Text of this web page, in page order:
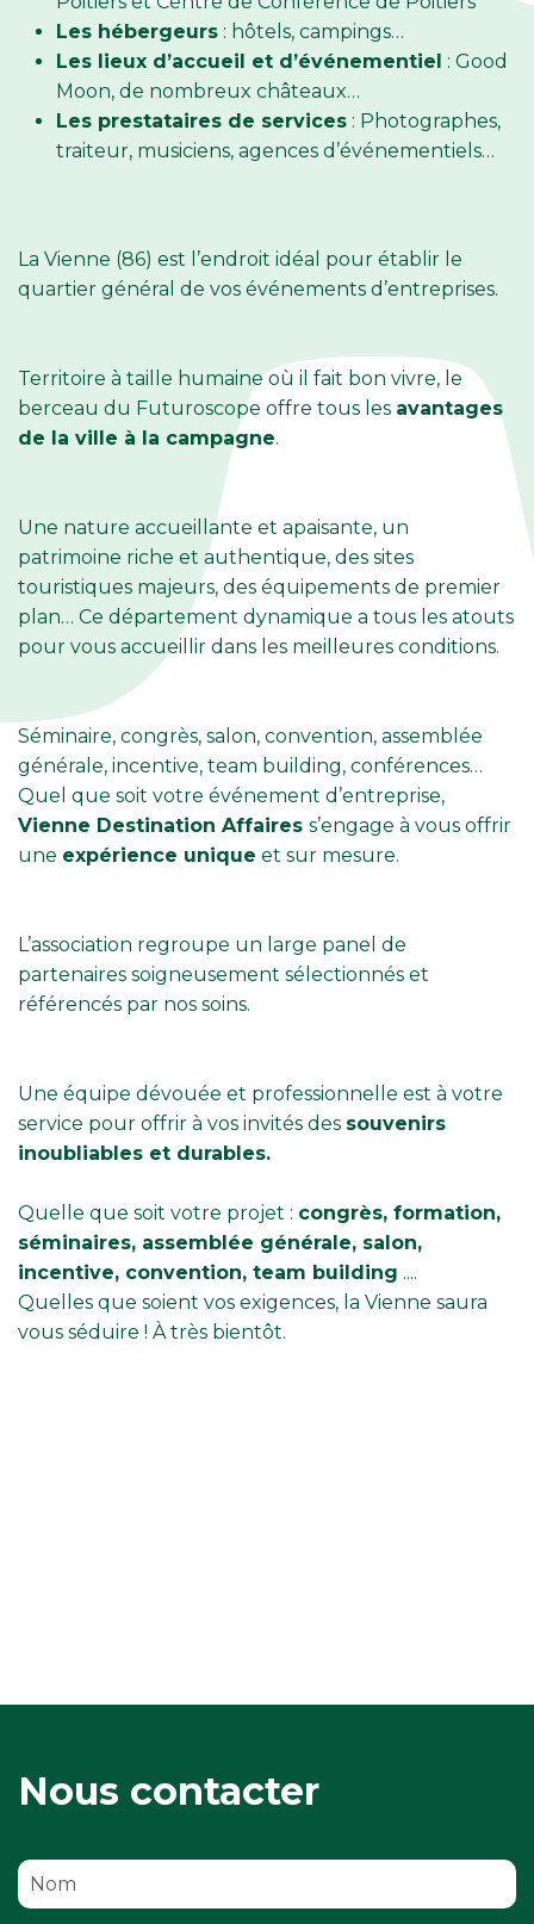
Les hébergeurs : hôtels, campings…
Les lieux d’accueil et d’événementiel : Good
Moon, de nombreux châteaux…
Les prestataires de services : Photographes,
traiteur, musiciens, agences d’événementiels…
La Vienne (86) est l’endroit idéal pour établir le
quartier général de vos événements d’entreprises.
Territoire à taille humaine où il fait bon vivre, le
berceau du Futuroscope offre tous les avantages
de la ville à la campagne.
Une nature accueillante et apaisante, un
patrimoine riche et authentique, des sites
touristiques majeurs, des équipements de premier
plan… Ce département dynamique a tous les atouts
pour vous accueillir dans les meilleures conditions.
Séminaire, congrès, salon, convention, assemblée
générale, incentive, team building, conférences…
Quel que soit votre événement d’entreprise,
Vienne Destination Affaires s’engage à vous offrir
une expérience unique et sur mesure.
L’association regroupe un large panel de
partenaires soigneusement sélectionnés et
référencés par nos soins.
Une équipe dévouée et professionnelle est à votre
service pour offrir à vos invités des souvenirs
inoubliables et durables.
Quelle que soit votre projet : congrès, formation,
séminaires, assemblée générale, salon,
incentive, convention, team building ....
Quelles que soient vos exigences, la Vienne saura
vous séduire ! À très bientôt.
Nous contacter